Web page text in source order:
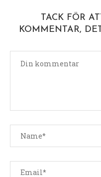
TACK FÖR
KOMMENTAR,